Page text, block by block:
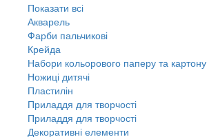
Показати всі
Акварель
Фарби пальчикові
Крейда
Набори кольорового паперу та картону
Ножиці дитячі
Пластилін
Приладдя для творчості
Приладдя для творчості
Декоративні елементи